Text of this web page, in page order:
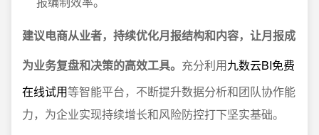
建议电商从业者，持续优化月报结构和内容，让月报成
为业务复盘和决策的高效工具。 充分利用九数云BI免费
在线试用等智能平台，不断提升数据分析和团队协作能
力，为企业实现持续增长和风险防控打下坚实基础。